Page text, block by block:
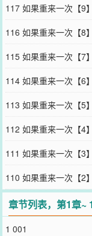
陆越钦：“……”她好样
读提示：1V1，双c，
岁。----预收【皇嫂】
下赐婚，要她嫁给三
愧是名门闺秀，与三
肓，御医断言活不过
不其然，萧书沅嫁给
萧书沅空有皇子妃的
里嘲讽她是扫把星。
孕。太后震怒，对她
求一死。长姐奉太后
酒立在外边，笑容得
衣袖走出来，目光一
下。”-新帝贺兰亭表
知晓，多少个夜里，
一句，似笑非笑道：“
您要是觉得《 公府娇媳
里的朋友推荐哦！
117 如果重来一次【9】
116 如果重来一次【8】
115 如果重来一次【7】
114 如果重来一次【6】
113 如果重来一次【5】
112 如果重来一次【4】
111 如果重来一次【3】
110 如果重来一次【2】
章节列表，第1章~
1 001